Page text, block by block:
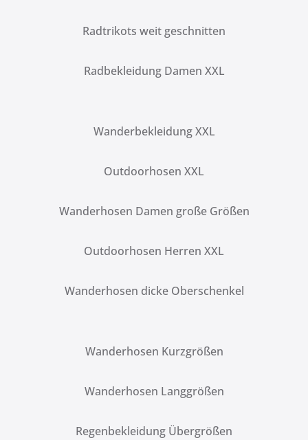
Radtrikots weit geschnitten
Radbekleidung Damen XXL
Wanderbekleidung XXL
Outdoorhosen XXL
Wanderhosen Damen große Größen
Outdoorhosen Herren XXL
Wanderhosen dicke Oberschenkel
Wanderhosen Kurzgrößen
Wanderhosen Langgrößen
Regenbekleidung Übergrößen